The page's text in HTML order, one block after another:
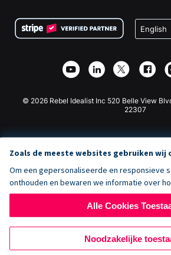
Privacy
Affiliate Partnerschap
Goede Doelen Fondsenwerving
Wix Donatie Plugin
Webflow Donatie App
Joomla Donatie
© 2026 Rebel Idealist Inc 520 Belle View
22307
Zoals de meeste websites gebruiken wij
Om een gepersonaliseerde en responsieve
onthouden en bewaren we informatie over
Alle Cookies
Noodzakelijke